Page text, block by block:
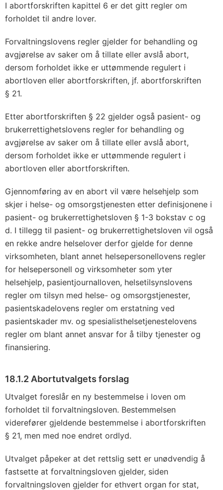
I abortforskriften kapittel 6 er det gitt regler om
forholdet til andre lover.
Forvaltningslovens regler gjelder for behandling og
avgjørelse av saker om å tillate eller avslå abort,
dersom forholdet ikke er uttømmende regulert i
abortloven eller abortforskriften, jf. abortforskriften
§ 21.
Etter abortforskriften § 22 gjelder også pasient- og
brukerrettighetslovens regler for behandling og
avgjørelse av saker om å tillate eller avslå abort,
dersom forholdet ikke er uttømmende regulert i
abortloven eller abortforskriften.
Gjennomføring av en abort vil være helsehjelp som
skjer i helse- og omsorgstjenesten etter definisjonene i
pasient- og brukerrettighetsloven § 1-3 bokstav c og
d. I tillegg til pasient- og brukerrettighetsloven vil også
en rekke andre helselover derfor gjelde for denne
virksomheten, blant annet helsepersonellovens regler
for helsepersonell og virksomheter som yter
helsehjelp, pasientjournalloven, helsetilsynslovens
regler om tilsyn med helse- og omsorgstjenester,
pasientskadelovens regler om erstatning ved
pasientskader mv. og spesialisthelsetjenestelovens
regler om blant annet ansvar for å tilby tjenester og
finansiering.
18.1.2 Abortutvalgets forslag
Utvalget foreslår en ny bestemmelse i loven om
forholdet til forvaltningsloven. Bestemmelsen
viderefører gjeldende bestemmelse i abortforskriften
§ 21, men med noe endret ordlyd.
Utvalget påpeker at det rettslig sett er unødvendig å
fastsette at forvaltningsloven gjelder, siden
forvaltningsloven gjelder for ethvert organ for stat,